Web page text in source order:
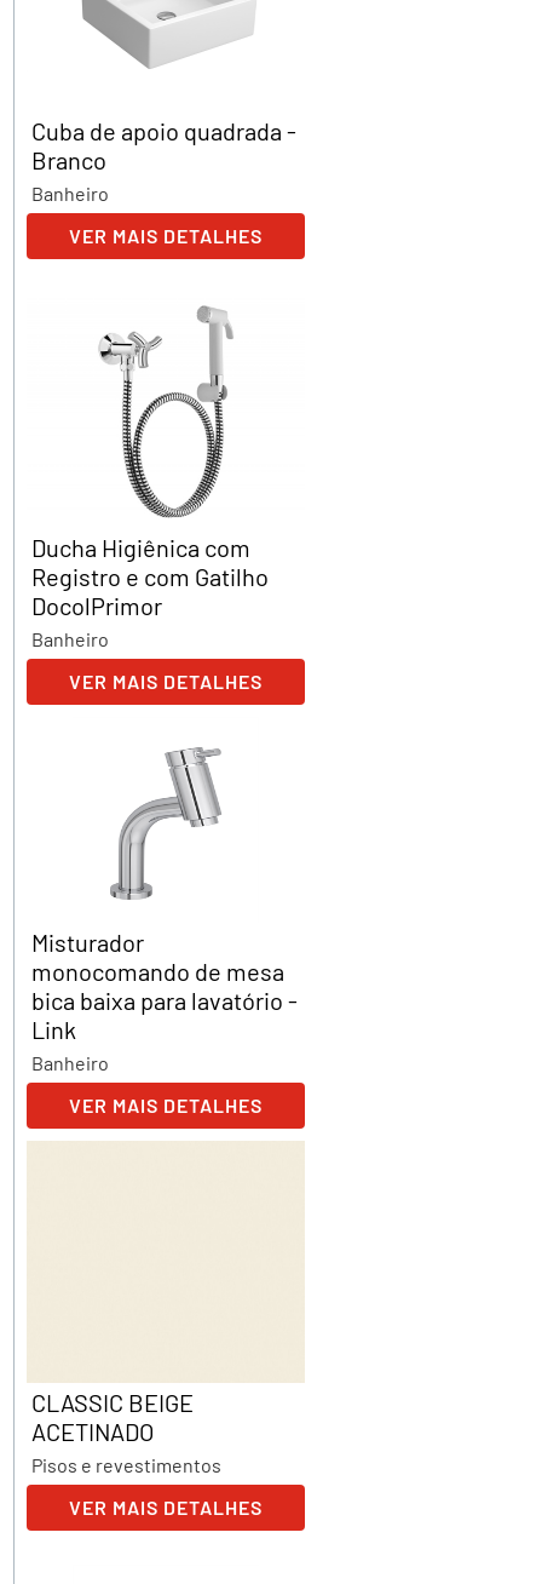
Cuba de apoio quadrada -
Branco
Banheiro
VER MAIS DETALHES
Ducha Higiênica com
Registro e com Gatilho
DocolPrimor
Banheiro
VER MAIS DETALHES
Misturador
monocomando de mesa
bica baixa para lavatório -
Link
Banheiro
VER MAIS DETALHES
CLASSIC BEIGE
ACETINADO
Pisos e revestimentos
VER MAIS DETALHES